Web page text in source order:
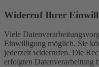
Widerruf Ihrer
Viele
Einwilligung möglich. Sie
jederzeit widerrufen. Die
erfolgten Datenverarbeitung